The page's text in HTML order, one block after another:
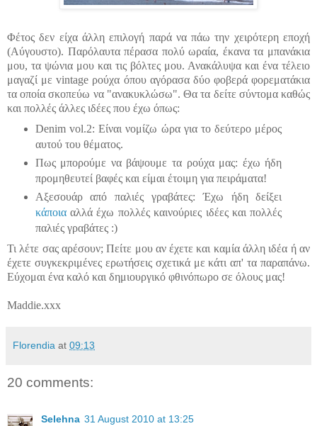
Φέτος δεν είχα άλλη επιλογή παρά να πάω την χειρότερη εποχή
(Αύγουστο). Παρόλαυτα πέρασα πολύ ωραία, έκανα τα μπανάκια
μου, τα ψώνια μου και τις βόλτες μου. Ανακάλυψα και ένα τέλειο
μαγαζί με vintage ρούχα όπου αγόρασα δύο φοβερά φορεματάκια
τα οποία σκοπεύω να "ανακυκλώσω". Θα τα δείτε σύντομα καθώς
και πολλές άλλες ιδέες που έχω όπως:
Denim vol.2: Είναι νομίζω ώρα για το δεύτερο μέρος
αυτού του θέματος.
Πως μπορούμε να βάψουμε τα ρούχα μας: έχω ήδη
προμηθευτεί βαφές και είμαι έτοιμη για πειράματα!
Αξεσουάρ από παλιές γραβάτες: Έχω ήδη δείξει
κάποια αλλά έχω πολλές καινούριες ιδέες και πολλές
παλιές γραβάτες :)
Τι λέτε σας αρέσουν; Πείτε μου αν έχετε και καμία άλλη ιδέα ή αν
έχετε συγκεκριμένες ερωτήσεις σχετικά με κάτι απ' τα παραπάνω.
Εύχομαι ένα καλό και δημιουργικό φθινόπωρο σε όλους μας!
Μaddie.xxx
Florendia at 09:13
20 comments:
Selehna 31 August 2010 at 13:25